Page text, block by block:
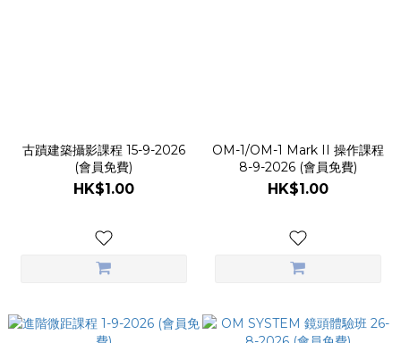
古蹟建築攝影課程 15-9-2026
(會員免費)
HK$1.00
OM-1/OM-1 Mark II 操作課程
8-9-2026 (會員免費)
HK$1.00